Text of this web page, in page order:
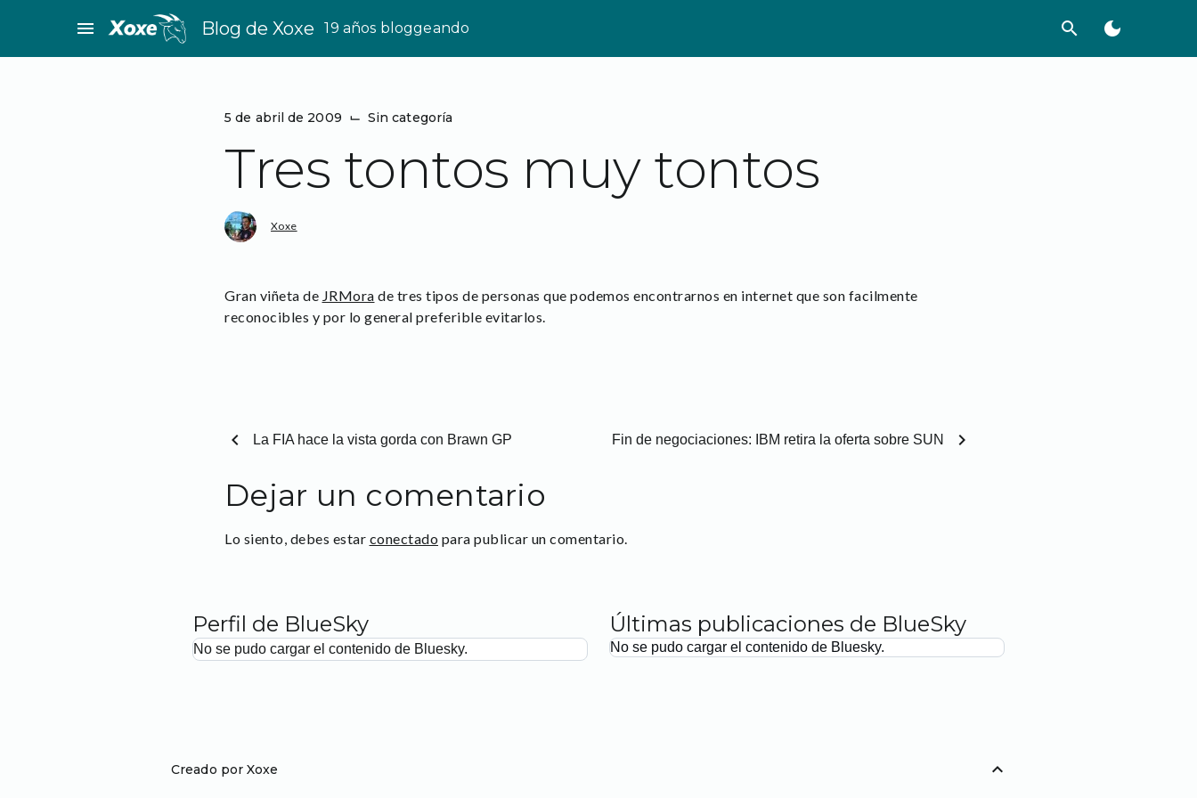
menu Blog de Xoxe 19 años bloggeando search dark_mode
5 de abril de 2009 ⌙ Sin categoría
Tres tontos muy tontos
Xoxe
Gran viñeta de JRMora de tres tipos de personas que podemos encontrarnos en internet que son facilmente
reconocibles y por lo general preferible evitarlos.
chevron_left La FIA hace la vista gorda con Brawn GP Fin de negociaciones: IBM retira la oferta sobre SUN chevron_right
Dejar un comentario
Lo siento, debes estar conectado para publicar un comentario.
Perfil de BlueSky
No se pudo cargar el contenido de Bluesky.
Últimas publicaciones de BlueSky
No se pudo cargar el contenido de Bluesky.
Creado por Xoxe expand_less